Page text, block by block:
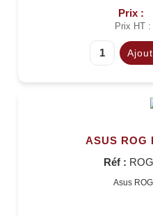
Prix :
Prix HT :
ASUS ROG
Réf :
Asus